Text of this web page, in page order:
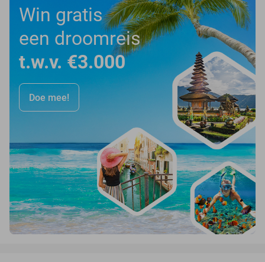
Win gratis
een droomreis
t.w.v. €3.000
Doe mee!